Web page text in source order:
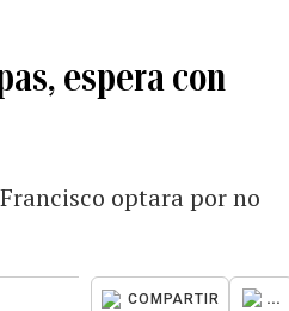
espera con
optara por no
COMPARTIR ...